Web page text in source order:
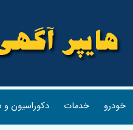
خودرو خدمات دکوراسیون و